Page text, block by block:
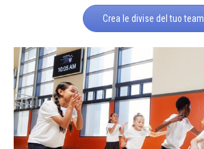
Crea le divise del tuo team